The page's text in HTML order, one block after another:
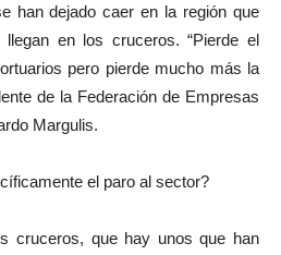
han dejado caer en la región que
en los cruceros. “Pierde el
pero pierde mucho más la
de la Federación de Empresas
Margulis.
el paro al sector?
cruceros, que hay unos que han